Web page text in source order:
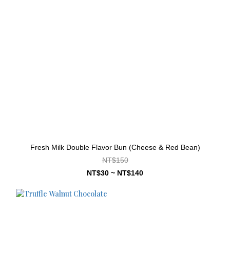
Fresh Milk Double Flavor Bun (Cheese & Red Bean)
NT$150
NT$30 ~ NT$140